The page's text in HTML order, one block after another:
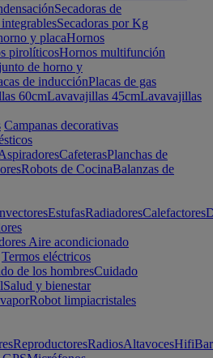
Secadoras de
Secadoras por Kg
y placaHornos
pirolíticosHornos multifunción
de horno y
de inducciónPlacas de gas
60cmLavavajillas 45cmLavavajillas
Campanas decorativas
CafeterasPlanchas de
Robots de CocinaBalanzas de
EstufasRadiadoresCalefactores
Aire acondicionado
Termos eléctricos
de los hombresCuidado
Salud y bienestar
Robot limpiacristales
ReproductoresRadiosAltavocesHifi